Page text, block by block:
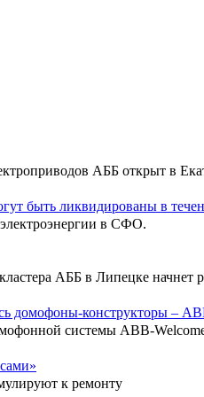
АББ открыт в
быть ликвидированы в
в СФО.
АББ в Липецке начнет
домофоны-конструкторы –
системы ABB-
к ремонту